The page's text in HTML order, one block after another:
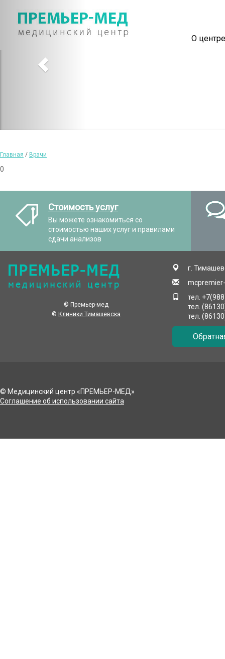
О центре
Главная / Врачи
0
Стоимость услуг
Вы можете ознакомиться со
стоимостью наших услуг и правилами
сдачи анализов
© Премьер-мед
© Клиники Тимашевска
г.
тел.
тел.
тел.
© Медицинский центр «ПРЕМЬЕР-МЕД»
Соглашение об использовании сайта